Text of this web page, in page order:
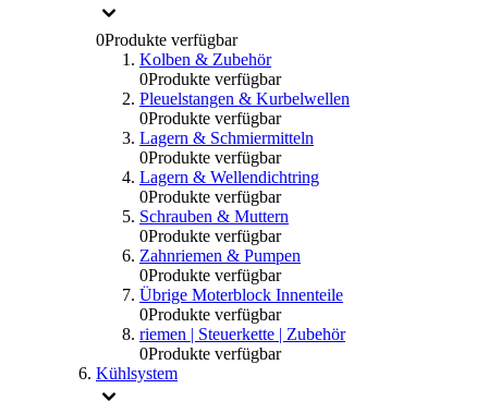
0Produkte verfügbar
Kolben & Zubehör
0Produkte verfügbar
Pleuelstangen & Kurbelwellen
0Produkte verfügbar
Lagern & Schmiermitteln
0Produkte verfügbar
Lagern & Wellendichtring
0Produkte verfügbar
Schrauben & Muttern
0Produkte verfügbar
Zahnriemen & Pumpen
0Produkte verfügbar
Übrige Moterblock Innenteile
0Produkte verfügbar
riemen | Steuerkette | Zubehör
0Produkte verfügbar
Kühlsystem